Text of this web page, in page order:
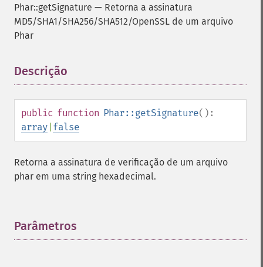
Phar::getSignature — Retorna a assinatura
MD5/SHA1/SHA256/SHA512/OpenSSL de um arquivo
Phar
Descrição
public function Phar::getSignature():
array false
Retorna a assinatura de verificação de um arquivo
phar em uma string hexadecimal.
Parâmetros